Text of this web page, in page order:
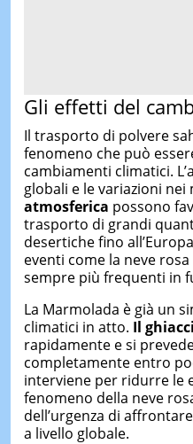
Gli effetti del
Il trasporto di polvere
fenomeno che può
cambiamenti climatici.
globali e le variazioni nei
atmosferica possono
trasporto di grandi
desertiche fino
eventi come la neve
sempre più frequenti in
La Marmolada è già un
climatici in atto. Il
rapidamente e si
completamente entro
interviene per ridurre le
fenomeno della neve
dell’urgenza di
a livello globale.